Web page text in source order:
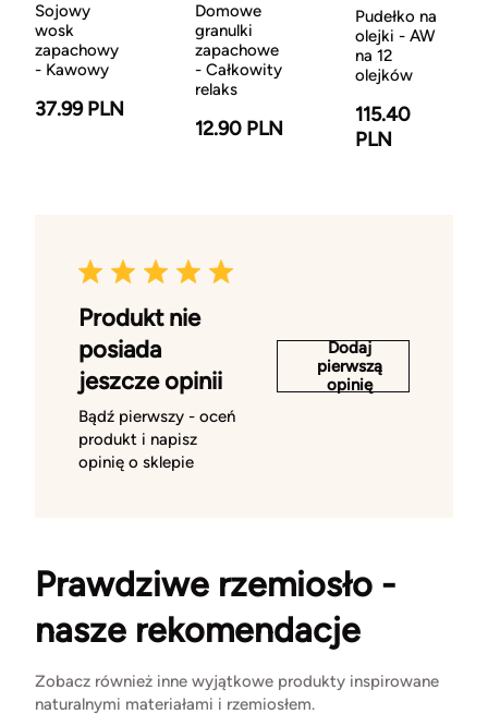
Sojowy
wosk
zapachowy
- Kawowy
37.99 PLN
Domowe
granulki
zapachowe
- Całkowity
relaks
12.90 PLN
Pudełko na
olejki - AW
na 12
olejków
115.40
PLN
Produkt nie
posiada
jeszcze opinii
Bądź pierwszy - oceń
produkt i napisz
opinię o sklepie
Dodaj
pierwszą
opinię
Prawdziwe rzemiosło -
nasze rekomendacje
Zobacz również inne wyjątkowe produkty inspirowane
naturalnymi materiałami i rzemiosłem.